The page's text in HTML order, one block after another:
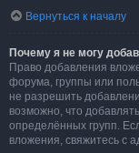
Вернуться к началу
Почему я не могу
Право добавления
форума, группы или
не разрешить
возможно, что
определённых групп.
вложения, свяжитесь с